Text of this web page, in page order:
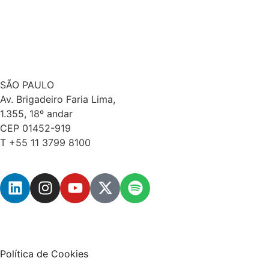
SÃO PAULO
Av. Brigadeiro Faria Lima,
1.355, 18º andar
CEP 01452-919
T +55 11 3799 8100
Política de Cookies